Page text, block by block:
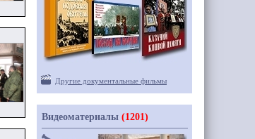
Другие документальные фильмы
Видеоматериалы (1201)